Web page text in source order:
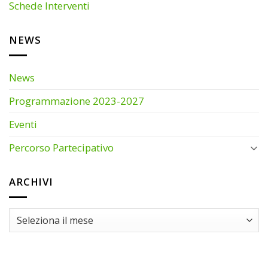
Schede Interventi
NEWS
News
Programmazione 2023-2027
Eventi
Percorso Partecipativo
ARCHIVI
ARCHIVI